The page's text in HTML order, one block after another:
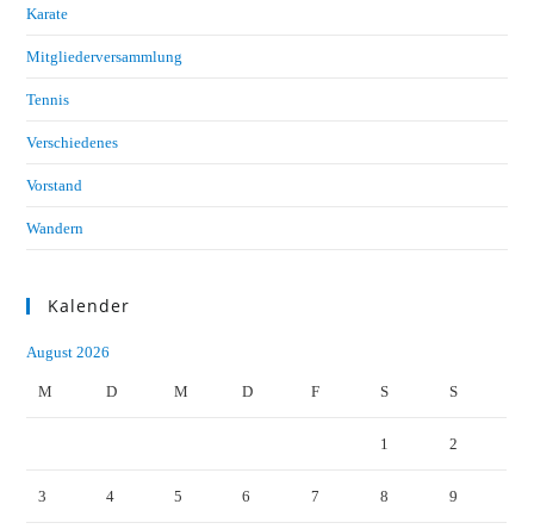
Karate
Mitgliederversammlung
Tennis
Verschiedenes
Vorstand
Wandern
Kalender
August 2026
M D M D F S S
1 2
3 4 5 6 7 8 9